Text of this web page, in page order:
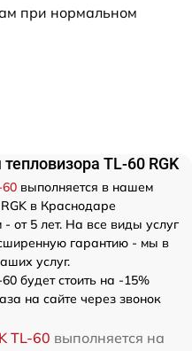
при нормальном
TL-60 RGK
60 выполняется в нашем
в Краснодаре
от 5 лет. На все виды услуг
гарантию - мы в
услуг.
будет стоить на -15%
на сайте через звонок
TL-60 выполняется на